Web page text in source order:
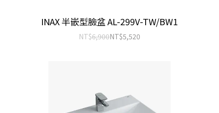
INAX 半嵌型臉盆 AL-299V-TW/BW1
NT$6,900NT$5,520